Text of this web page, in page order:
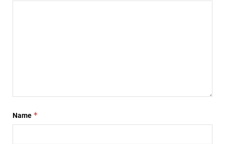
Name *